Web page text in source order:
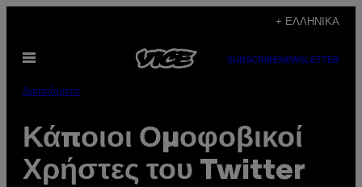
περιεχόμενο
+ ΕΛΛΗΝΙΚΆ
Ανοίξτε
SUBSCRIBENEWSLETTER
Δικαιώματα
Κάποιοι Ομοφοβικοί
Χρήστες του Twitter